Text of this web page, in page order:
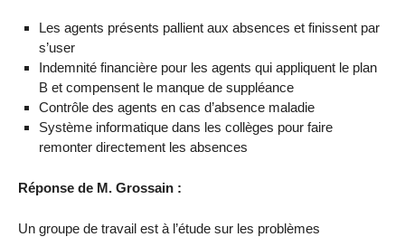
Les agents présents pallient aux absences et finissent par
s’user
Indemnité financière pour les agents qui appliquent le plan
B et compensent le manque de suppléance
Contrôle des agents en cas d’absence maladie
Système informatique dans les collèges pour faire
remonter directement les absences
Réponse de M. Grossain :
Un groupe de travail est à l’étude sur les problèmes